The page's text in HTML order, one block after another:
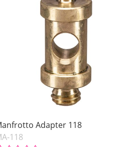
Adapter 118
118